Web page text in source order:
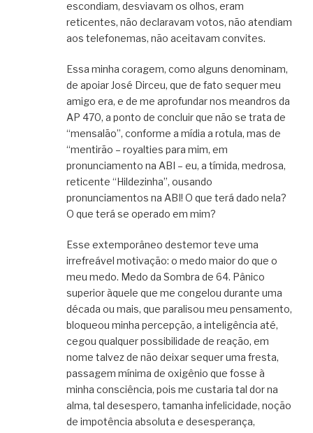
escondiam, desviavam os olhos, eram
reticentes, não declaravam votos, não atendiam
aos telefonemas, não aceitavam convites.
Essa minha coragem, como alguns denominam,
de apoiar José Dirceu, que de fato sequer meu
amigo era, e de me aprofundar nos meandros da
AP 470, a ponto de concluir que não se trata de
“mensalão”, conforme a mídia a rotula, mas de
“mentirão – royalties para mim, em
pronunciamento na ABI – eu, a tímida, medrosa,
reticente “Hildezinha”, ousando
pronunciamentos na ABI! O que terá dado nela?
O que terá se operado em mim?
Esse extemporâneo destemor teve uma
irrefreável motivação: o medo maior do que o
meu medo. Medo da Sombra de 64. Pânico
superior àquele que me congelou durante uma
década ou mais, que paralisou meu pensamento,
bloqueou minha percepção, a inteligência até,
cegou qualquer possibilidade de reação, em
nome talvez de não deixar sequer uma fresta,
passagem mínima de oxigênio que fosse à
minha consciência, pois me custaria tal dor na
alma, tal desespero, tamanha infelicidade, noção
de impotência absoluta e desesperança,